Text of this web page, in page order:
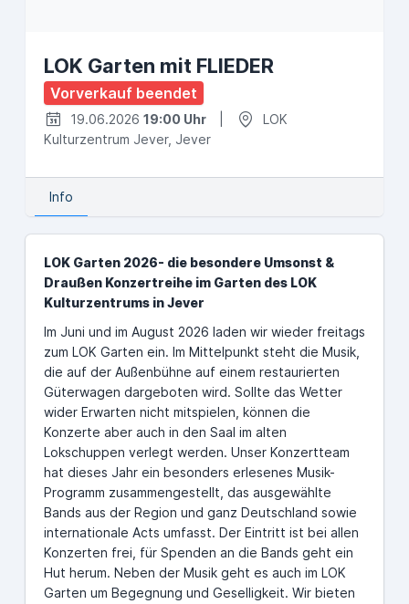
LOK Garten mit FLIEDER
Vorverkauf beendet
19.06.2026 19:00 Uhr
LOK
Kulturzentrum Jever, Jever
Info
LOK Garten 2026- die besondere Umsonst &
Draußen Konzertreihe im Garten des LOK
Kulturzentrums in Jever
Im Juni und im August 2026 laden wir wieder freitags
zum LOK Garten ein. Im Mittelpunkt steht die Musik,
die auf der Außenbühne auf einem restaurierten
Güterwagen dargeboten wird. Sollte das Wetter
wider Erwarten nicht mitspielen, können die
Konzerte aber auch in den Saal im alten
Lokschuppen verlegt werden. Unser Konzertteam
hat dieses Jahr ein besonders erlesenes Musik-
Programm zusammengestellt, das ausgewählte
Bands aus der Region und ganz Deutschland sowie
internationale Acts umfasst. Der Eintritt ist bei allen
Konzerten frei, für Spenden an die Bands geht ein
Hut herum. Neben der Musik geht es auch im LOK
Garten um Begegnung und Geselligkeit. Wir bieten